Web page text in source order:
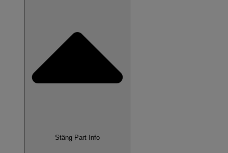
Stäng Part Info